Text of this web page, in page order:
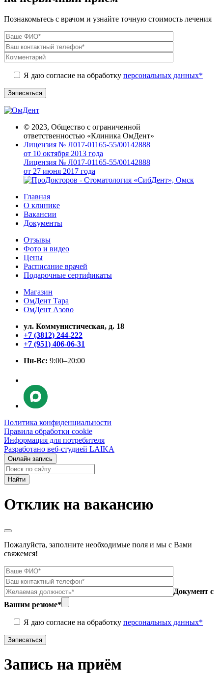
Познакомьтесь с врачом и узнайте точную стоимость лечения
Я даю согласие на обработку персональных данных*
© 2023, Общество с ограниченной
ответственностью «Клиника ОмДент»
Лицензия № Л017-01165-55/00142888
от 10 октября 2013 года
Лицензия № Л017-01165-55/00142888
от 27 июня 2017 года
Главная
О клинике
Вакансии
Документы
Отзывы
Фото и видео
Цены
Расписание врачей
Подарочные сертификаты
Магазин
ОмДент Тара
ОмДент Азово
ул. Коммунистическая, д. 18
+7 (3812) 244-222
+7 (951) 406-06-31
Пн-Вс: 9:00–20:00
Политика конфиденциальности
Правила обработки cookie
Информация для потребителя
Разработано веб-студией LAIKA
Онлайн запись
Найти:
Отклик на вакансию
Пожалуйста, заполните необходимые поля и мы с Вами
свяжемся!
Документ с
Вашим резюме*
Я даю согласие на обработку персональных данных*
Запись на приём